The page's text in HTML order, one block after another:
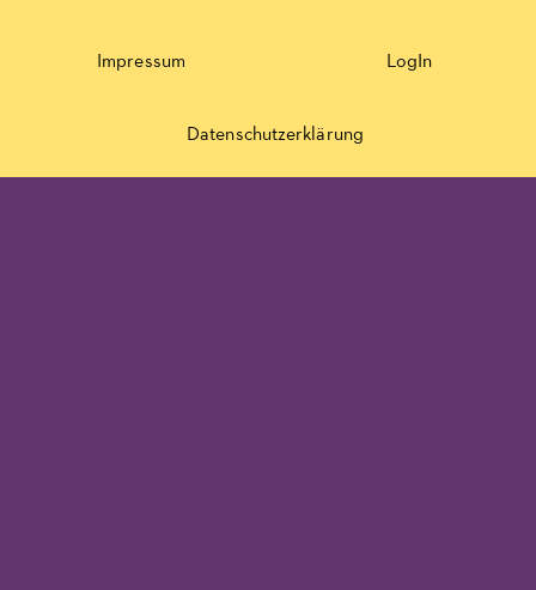
Impressum LogIn
Datenschutzerklärung